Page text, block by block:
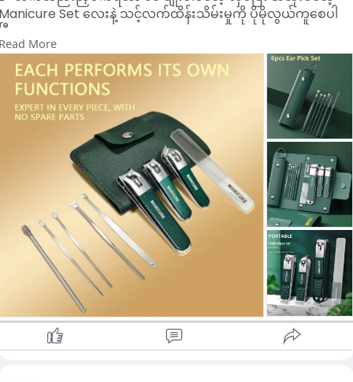
Set လေးနဲ့ သင့်လက်ထိန်းသိမ်းမှုကို ပိုမိုလွယ်ကူစေပါ
။
**အိမ်မှာပဲဖြစ်ဖြစ်၊ ခရီးသွားရင်းမှာပဲဖြစ်ဖြစ် အသုံးပြုနိုင်တဲ့
Size Case ပါဝင်ပါတယ်။**
**ပါဝင်သောပစ္စည်းများ**
Nail Clippers ၃ မျိုး (MANICURE စာတပ်ထားသည်)
Nail File ၁ ခု
Cuticle Pusher, Tweezers, Ear Pick စတဲ့ Grooming Tools
**အထူးအင်္ဂါရပ်များ**
Martensitic Stainless Steel ဖြင့်ပြုလုပ်ထားပြီး ခိုင်ခံ့မှုမြင့်၊
Elegant Mint Green Leather Case – လှပပြီး ချောမွေ့သော
ထည်
Mini Size ဖြစ်၍ ခရီးသွားအိတ်ထဲထည့်ရလွယ်
Human Body Design အတိုင်း ထိတွေ့ဖူးမြှုပ်မှုကောင်းမွန်
ကိုယ်တိုင်သုံးဖို့ပဲဖြစ်ဖြစ်၊ လက်ဆောင်ပေးဖို့ပဲဖြစ်ဖြစ် အထူး
င့်တော်ပါတယ်။
လက်သည်းညှပ်ခြင်း၊ အရေပြားဖယ်ရှားခြင်း၊ နားသန့်စင်ခြင်း
ထိ တစ်ခုတည်းနဲ့ ပြီးမြောက်စေတဲ့ All-in-One Set
More